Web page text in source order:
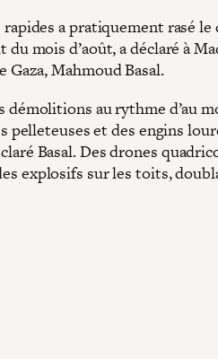
a pratiquement rasé
mois d’août, a déclaré à
Mahmoud Basal.
démolitions au rythme d’au
et des engins
Basal. Des drones
explosifs sur les toits,